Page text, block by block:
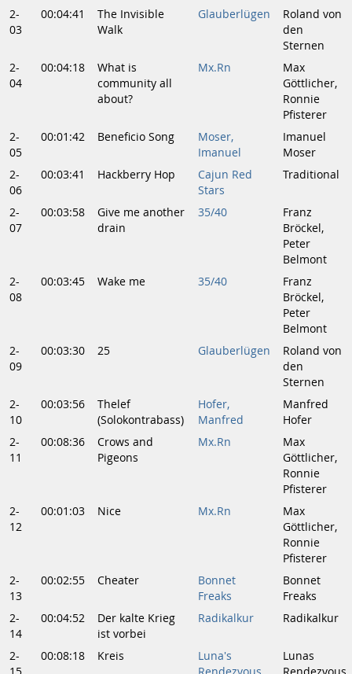
2-
03
00:04:41
The Invisible
Walk
Glauberlügen
Roland von
den
Sternen
2-
04
00:04:18
What is
community all
about?
Mx.Rn
Max
Göttlicher,
Ronnie
Pfisterer
2-
05
00:01:42 Beneficio Song
Moser,
Imanuel
Imanuel
Moser
2-
06
00:03:41 Hackberry Hop
Cajun Red
Stars
Traditional
2-
07
00:03:58
Give me another
drain
35/40
Franz
Bröckel,
Peter
Belmont
2-
08
00:03:45 Wake me 35/40
Franz
Bröckel,
Peter
Belmont
2-
09
00:03:30 25 Glauberlügen
Roland von
den
Sternen
2-
10
00:03:56
Thelef
(Solokontrabass)
Hofer,
Manfred
Manfred
Hofer
2-
11
00:08:36
Crows and
Pigeons
Mx.Rn
Max
Göttlicher,
Ronnie
Pfisterer
2-
12
00:01:03 Nice Mx.Rn
Max
Göttlicher,
Ronnie
Pfisterer
2-
13
00:02:55 Cheater
Bonnet
Freaks
Bonnet
Freaks
2-
14
00:04:52
Der kalte Krieg
ist vorbei
Radikalkur Radikalkur
2-
00:08:18 Kreis
Luna's
Lunas